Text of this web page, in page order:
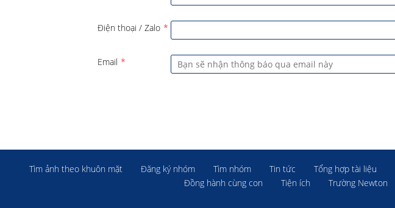
Điện thoại / Zalo *
Email *
Tìm ảnh theo khuôn mặt Đăng ký nhóm Tìm nhóm Tin tức Tổng hợp tài liệu
Đồng hành cùng con
Tiện ích Trường Newton